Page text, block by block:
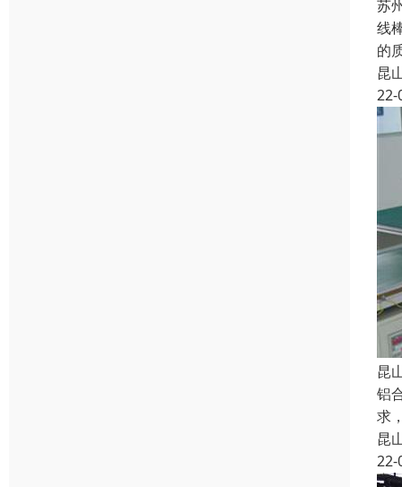
苏
线
的
昆
22-
昆
铝
求
昆
22-